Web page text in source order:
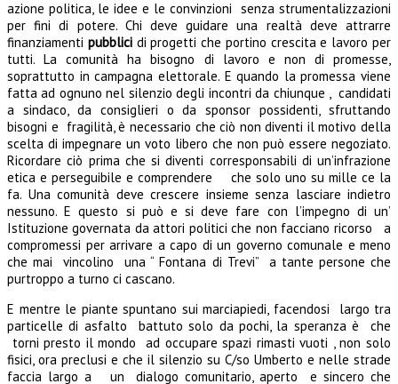
azione politica, le idee e le convinzioni senza strumentalizzazioni
per fini di potere. Chi deve guidare una realtà deve attrarre
finanziamenti pubblicidi progetti che portino crescita e lavoro per
tutti. La comunità ha bisogno di lavoro e non di promesse,
soprattutto in campagna elettorale. E quando la promessa viene
fatta ad ognuno nel silenzio degli incontri da chiunque , candidati
a sindaco, da consiglieri o da sponsor possidenti, sfruttando
bisogni e fragilità, è necessario che ciò non diventi il motivo della
scelta di impegnare un voto libero che non può essere negoziato.
Ricordare ciò prima che si diventi corresponsabili di un’infrazione
etica e perseguibile e comprendere che solo uno su mille ce la
fa. Una comunità deve crescere insieme senza lasciare indietro
nessuno. E questo si può e si deve fare con l’impegno di un’
Istituzione governata da attori politici che non facciano ricorso a
compromessi per arrivare a capo di un governo comunale e meno
che mai vincolino una “ Fontana di Trevi” a tante persone che
purtroppo a turno ci cascano.
E mentre le piante spuntano sui marciapiedi, facendosi largo tra
particelle di asfalto battuto solo da pochi, la speranza è che
torni presto il mondo ad occupare spazi rimasti vuoti , non solo
fisici, ora preclusi e che il silenzio su C/so Umberto e nelle strade
faccia largo a un dialogo comunitario, aperto e sincero che